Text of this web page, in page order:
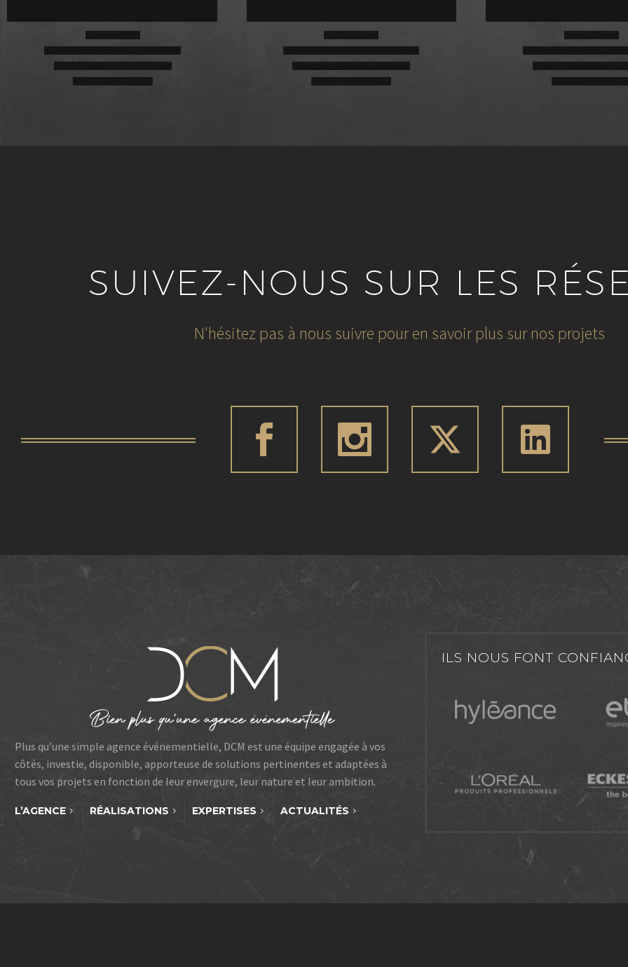
SUIVEZ-NOUS SUR LES
N'hésitez pas à nous suivre pour en savoir plus sur nos projets
Plus qu’une simple agence événementielle, DCM est une équipe engagée à vos
côtés, investie, disponible, apporteuse de solutions pertinentes et adaptées à
tous vos projets en fonction de leur envergure, leur nature et leur ambition.
L’AGENCE RÉALISATIONS EXPERTISES ACTUALITÉS
ILS NOUS FONT